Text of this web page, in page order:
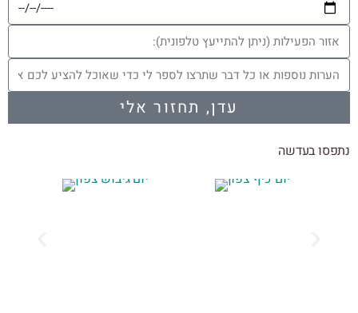
עדן, תחזור אלי
נתפסו בעדשה